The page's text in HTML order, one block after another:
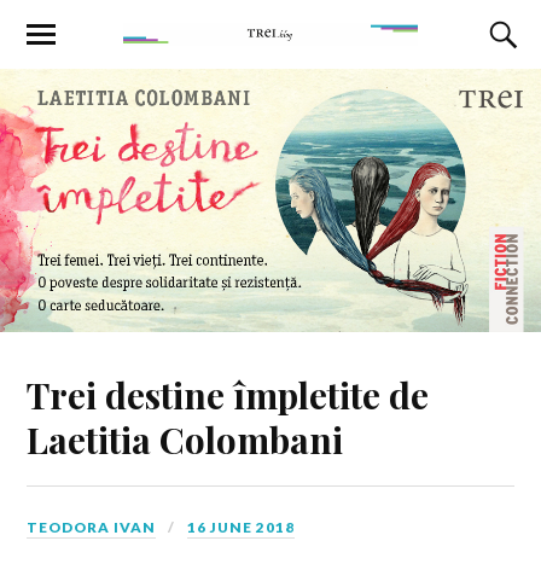
Trei destine împletite de
Laetitia Colombani
TEODORA IVAN 16 JUNE 2018